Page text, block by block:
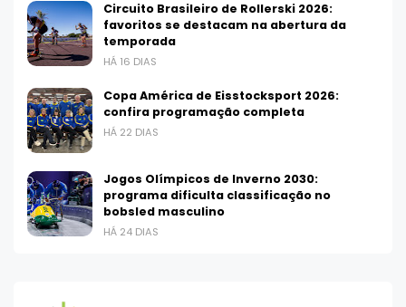
Circuito Brasileiro de Rollerski 2026:
favoritos se destacam na abertura da
temporada
HÁ 16 DIAS
Copa América de Eisstocksport 2026:
confira programação completa
HÁ 22 DIAS
Jogos Olímpicos de Inverno 2030:
programa dificulta classificação no
bobsled masculino
HÁ 24 DIAS